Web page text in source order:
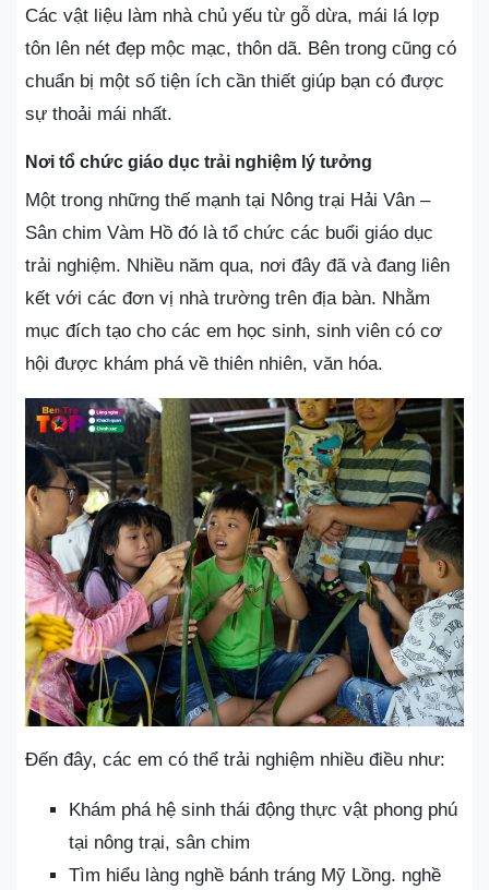
Các vật liệu làm nhà chủ yếu từ gỗ dừa, mái lá lợp
tôn lên nét đẹp mộc mạc, thôn dã. Bên trong cũng có
chuẩn bị một số tiện ích cần thiết giúp bạn có được
sự thoải mái nhất.
Nơi tổ chức giáo dục trải nghiệm lý tưởng
Một trong những thế mạnh tại Nông trại Hải Vân –
Sân chim Vàm Hồ đó là tổ chức các buổi giáo dục
trải nghiệm. Nhiều năm qua, nơi đây đã và đang liên
kết với các đơn vị nhà trường trên địa bàn. Nhằm
mục đích tạo cho các em học sinh, sinh viên có cơ
hội được khám phá về thiên nhiên, văn hóa.
Đến đây, các em có thể trải nghiệm nhiều điều như:
Khám phá hệ sinh thái động thực vật phong phú
tại nông trại, sân chim
Tìm hiểu làng nghề bánh tráng Mỹ Lồng. nghề